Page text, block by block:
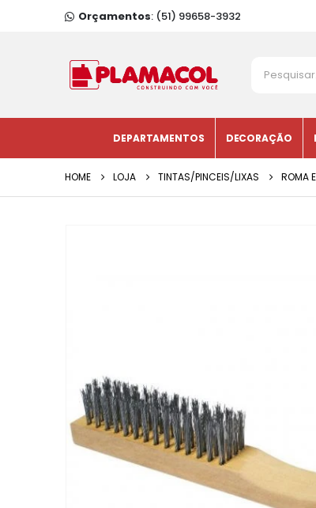
Orçamentos: (51) 99658-3932
DEPARTAMENTOS DECORAÇÃO
HOME LOJA TINTAS/PINCEIS/LIXAS ROMA